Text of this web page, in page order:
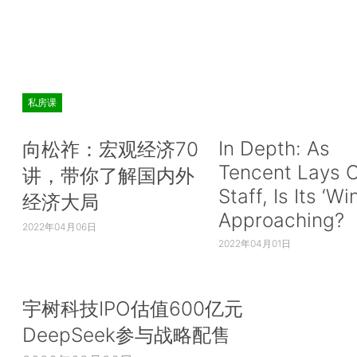
私房课
向松祚：宏观经济70
讲，带你了解国内外
经济大局
2022年04月06日
In Depth: As
Tencent Lays
Staff, Is Its
Approaching?
2022年04月01日
宇树科技IPO估值600亿元
DeepSeek参与战略配售